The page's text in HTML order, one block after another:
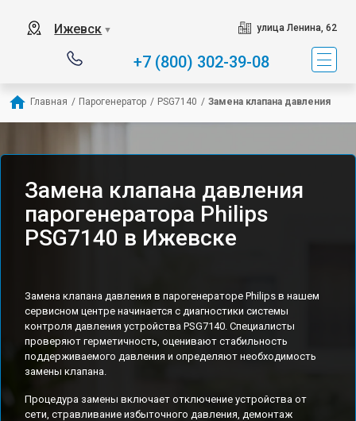
Ижевск ▼ улица Ленина, 62
+7 (800) 302-39-08
Главная / Парогенератор / PSG7140 / Замена клапана давления
Замена клапана давления
парогенератора Philips
PSG7140 в Ижевске
Замена клапана давления в парогенераторе Philips в нашем
сервисном центре начинается с диагностики системы
контроля давления устройства PSG7140. Специалисты
проверяют герметичность, оценивают стабильность
поддерживаемого давления и определяют необходимость
замены клапана.
Процедура замены включает отключение устройства от
сети, стравливание избыточного давления, демонтаж